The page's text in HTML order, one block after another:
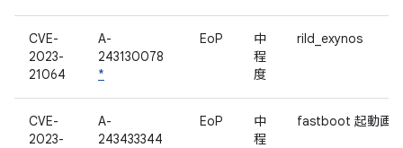
CVE-
2023-
21064
A-
243130078
*
EoP
中
程
度
rild_exynos
CVE-
2023-
A-
243433344
EoP
中
程
fastboot 起動画